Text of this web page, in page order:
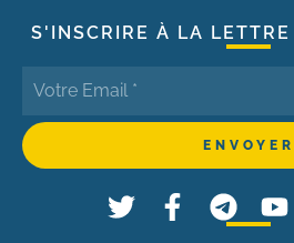
S'INSCRIRE À LA